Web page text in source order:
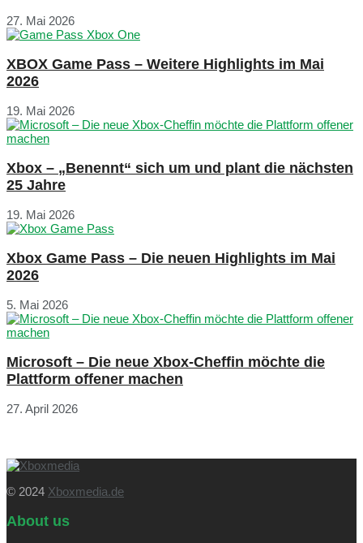
27. Mai 2026
XBOX Game Pass – Weitere Highlights im Mai
2026
19. Mai 2026
Xbox – „Benennt“ sich um und plant die nächsten
25 Jahre
19. Mai 2026
Xbox Game Pass – Die neuen Highlights im Mai
2026
5. Mai 2026
Microsoft – Die neue Xbox-Cheffin möchte die
Plattform offener machen
27. April 2026
© 2024 Xboxmedia.de
About us